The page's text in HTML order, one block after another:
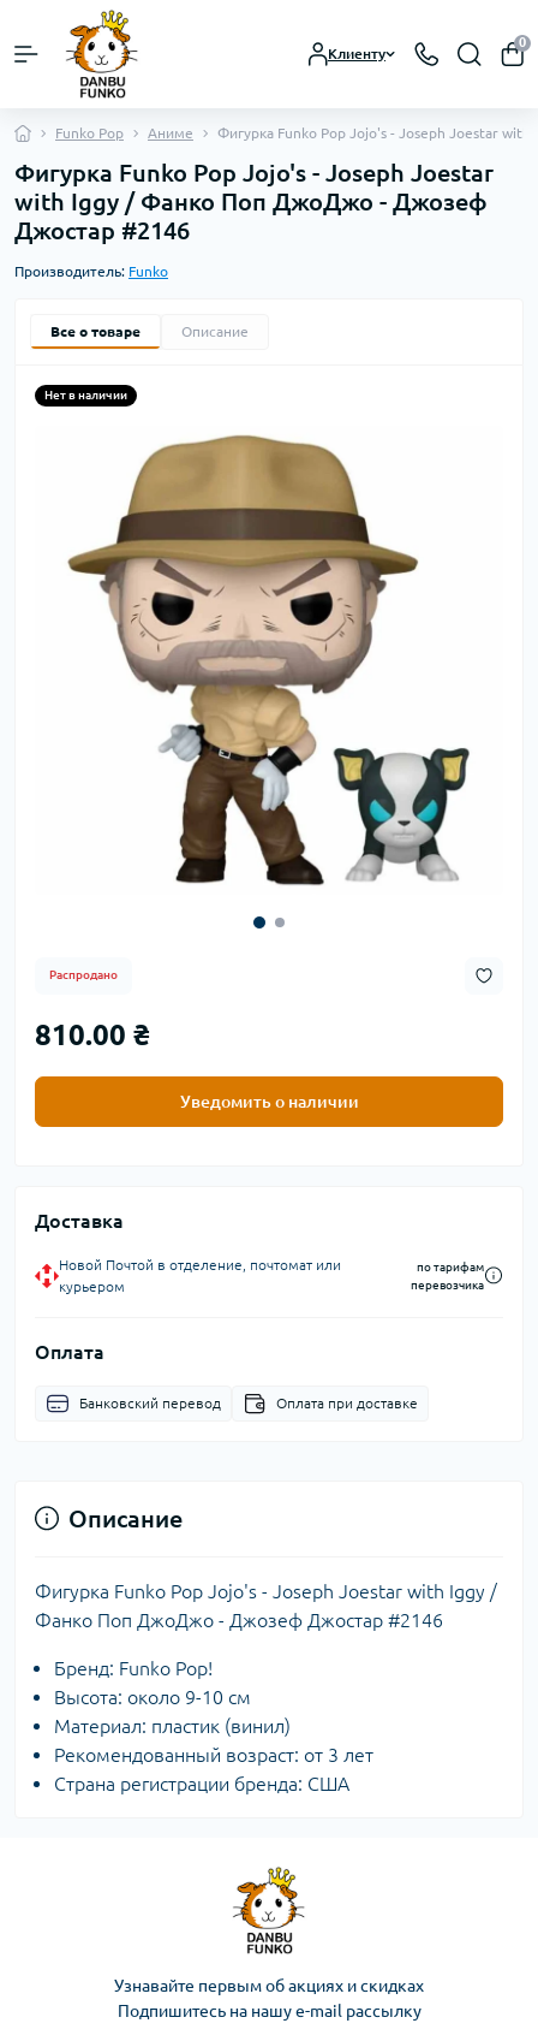
Клиенту
0
Funko Pop Аниме Фигурка Funko Pop Jojo's - Joseph Joestar
Фигурка Funko Pop Jojo's - Joseph Joestar
with Iggy / Фанко Поп ДжоДжо - Джозеф
Джостар #2146
Производитель: Funko
Все о товаре Описание
Нет в наличии
Распродано
810.00 ₴
Уведомить о наличии
Доставка
Новой Почтой в отделение, почтомат или
курьером
по тарифам
перевозчика
Оплата
Банковский перевод Оплата при доставке
Описание
Фигурка Funko Pop Jojo's - Joseph Joestar with Iggy /
Фанко Поп ДжоДжо - Джозеф Джостар #2146
Бренд: Funko Pop!
Высота: около 9-10 см
Материал: пластик (винил)
Рекомендованный возраст: от 3 лет
Страна регистрации бренда: США
Узнавайте первым об акциях и скидках
Подпишитесь на нашу e-mail рассылку